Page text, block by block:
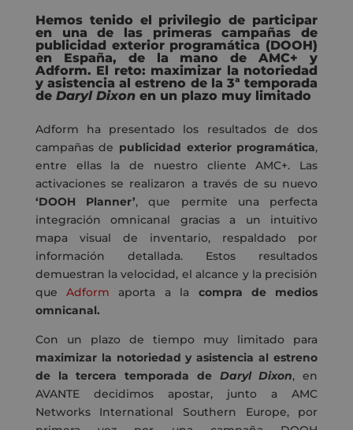
Hemos tenido el privilegio de participar
en una de las primeras campañas de
publicidad exterior programática (DOOH)
en España, de la mano de AMC+ y
Adform. El reto: maximizar la notoriedad
y asistencia al estreno de la 3ª temporada
de Daryl Dixonen un plazo muy limitado
Adform ha presentado los resultados de dos
campañas de publicidad exterior programática,
entre ellas la de nuestro cliente AMC+. Las
activaciones se realizaron a través de su nuevo
‘DOOH Planner’, que permite una perfecta
integración omnicanal gracias a un intuitivo
mapa visual de inventario, respaldado por
información detallada. Estos resultados
demuestran la velocidad, el alcance y la precisión
queAdform aporta a la compra de medios
omnicanal.
Con un plazo de tiempo muy limitado para
maximizar la notoriedad y asistencia al estreno
de la tercera temporada de Daryl Dixon, en
AVANTE decidimos apostar, junto a AMC
Networks International Southern Europe, por